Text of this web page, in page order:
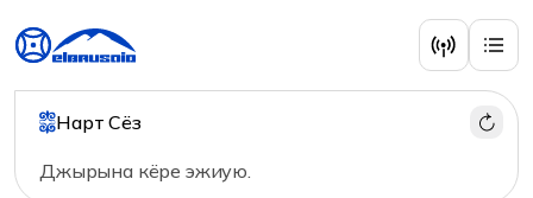
Нарт Сёз
Джырына кёре эжиую.